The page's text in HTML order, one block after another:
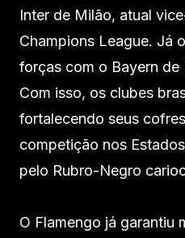
Inter de Milão, atual
Champions League. Já
forças com o Bayern de
Com isso, os clubes
fortalecendo seus
competição nos
pelo Rubro-Negro
O Flamengo já garantiu